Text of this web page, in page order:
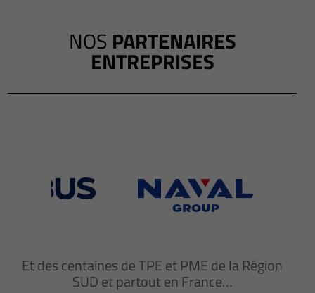
NOS PARTENAIRES
ENTREPRISES
Et des centaines de TPE et PME de la Région
SUD et partout en France…